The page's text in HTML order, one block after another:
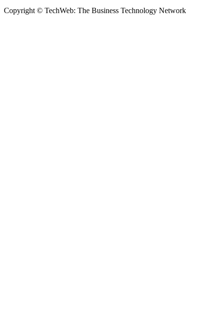
Copyright © TechWeb: The Business Technology Network